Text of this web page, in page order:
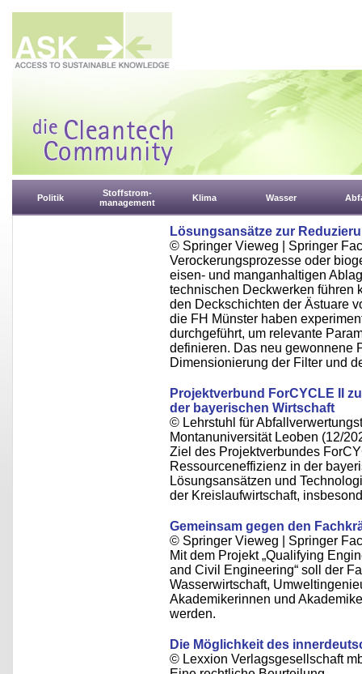
Politik
Stoffstrom-
management
Klima Wasser
Lösungsansätze zur
© Springer Vieweg | Springer
Verockerungsprozesse oder
eisen- und manganhaltigen
technischen Deckwerken führen
den Deckschichten der Ästuare
die FH Münster haben
durchgeführt, um relevante
definieren. Das neu gewonnene
Dimensionierung der Filter und
Projektverbund ForCYCLE II
der bayerischen Wirtschaft
© Lehrstuhl für
Montanuniversität Leoben (12/
Ziel des Projektverbundes
Ressourceneffizienz in der
Lösungsansätzen und
der Kreislaufwirtschaft,
Gemeinsam gegen den
© Springer Vieweg | Springer
Mit dem Projekt „Qualifying
and Civil Engineering“ soll der
Wasserwirtschaft,
Akademikerinnen und
werden.
Die Möglichkeit des
© Lexxion Verlagsgesellschaft